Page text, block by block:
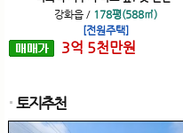
강화읍/ 178평(588㎡)
[전원주택]
3억 5천만원
토지추천